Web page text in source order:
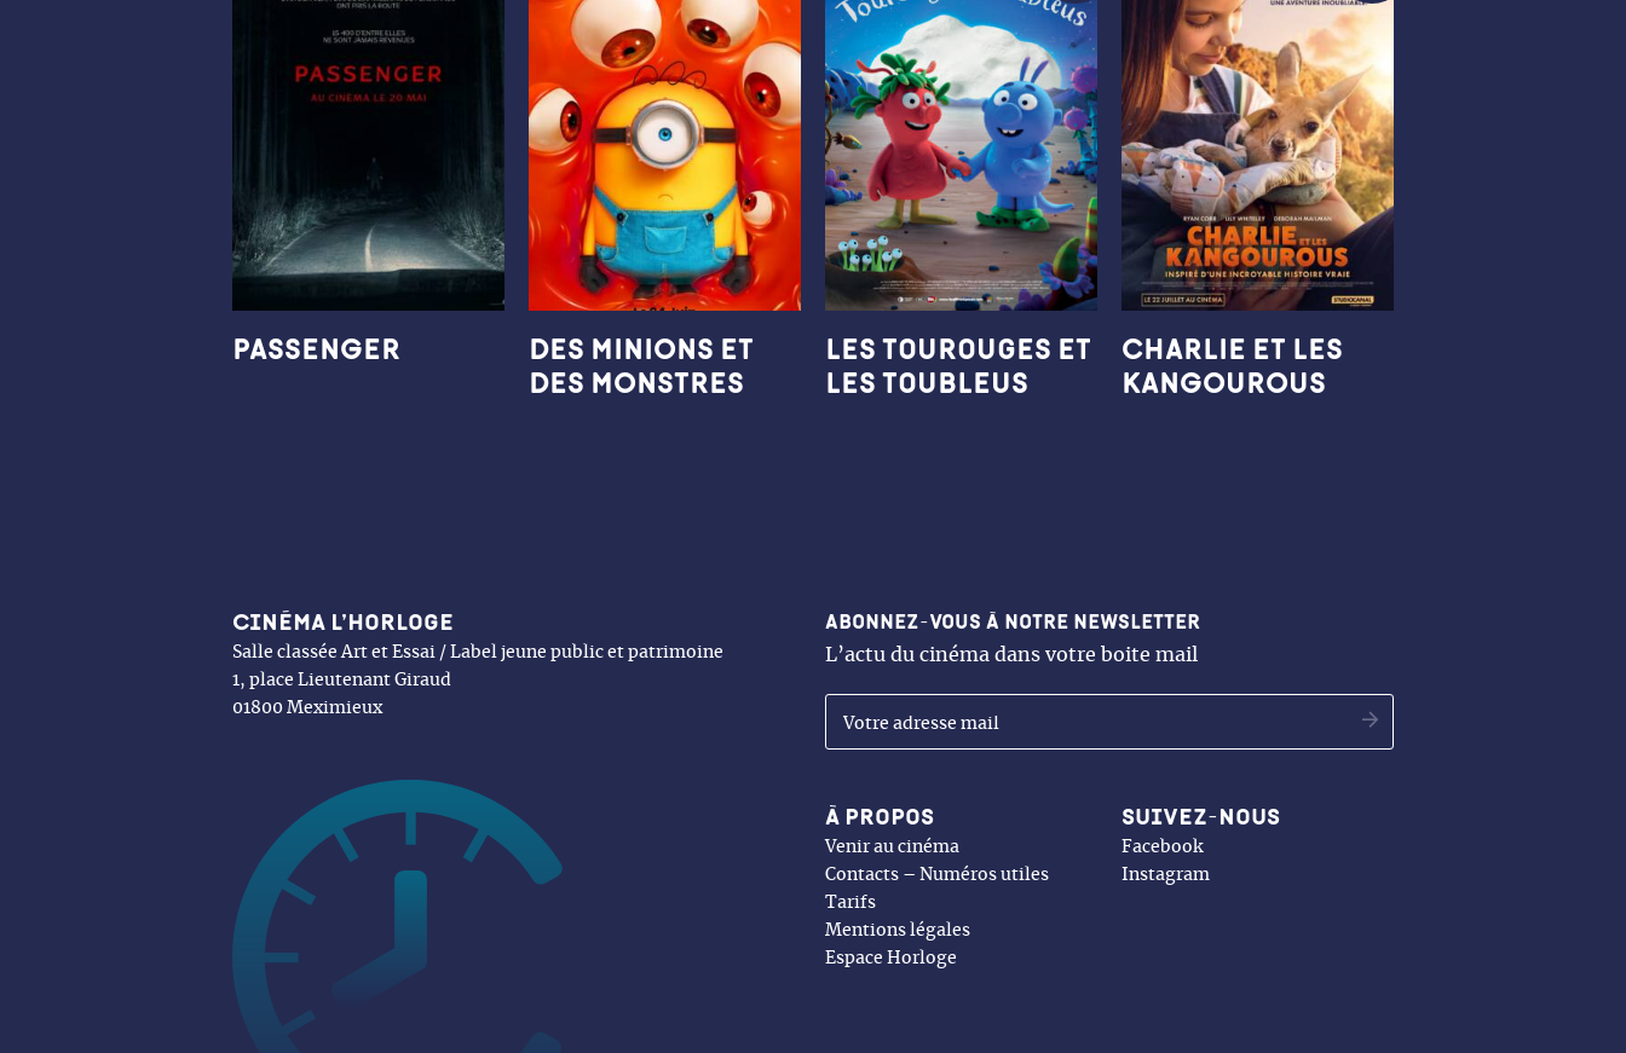
PASSENGER
DES MINIONS ET
DES MONSTRES
Les Tourouges et
les Toubleus
CHARLIE ET LES
KANGOUROUS
Cinéma l’Horloge
Salle classée Art et Essai / Label jeune public et patrimoine
1, place Lieutenant Giraud
01800 Meximieux
Abonnez-vous à notre newsletter
L’actu du cinéma dans votre boite mail
À propos
Venir au cinéma
Contacts – Numéros utiles
Tarifs
Mentions légales
Espace Horloge
Suivez-nous
Facebook
Instagram